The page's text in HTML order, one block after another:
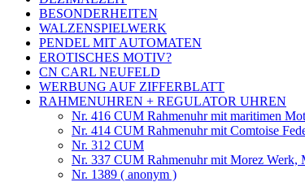
BESONDERHEITEN
WALZENSPIELWERK
PENDEL MIT AUTOMATEN
EROTISCHES MOTIV?
CN CARL NEUFELD
WERBUNG AUF ZIFFERBLATT
RAHMENUHREN + REGULATOR UHREN
Nr. 416 CUM Rahmenuhr mit maritimen
Nr. 414 CUM Rahmenuhr mit Comtoise
Nr. 312 CUM
Nr. 337 CUM Rahmenuhr mit Morez Werk,
Nr. 1389 ( anonym )